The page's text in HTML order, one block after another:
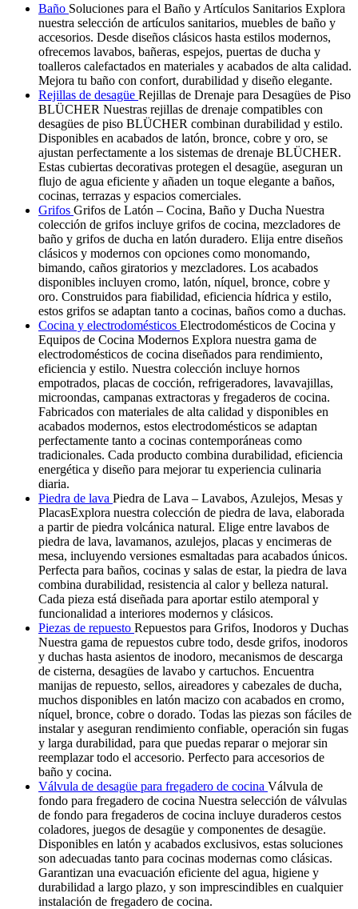
Baño Soluciones para el Baño y Artículos Sanitarios Explora
nuestra selección de artículos sanitarios, muebles de baño y
accesorios. Desde diseños clásicos hasta estilos modernos,
ofrecemos lavabos, bañeras, espejos, puertas de ducha y
toalleros calefactados en materiales y acabados de alta calidad.
Mejora tu baño con confort, durabilidad y diseño elegante.
Rejillas de desagüe Rejillas de Drenaje para Desagües de Piso
BLÜCHER Nuestras rejillas de drenaje compatibles con
desagües de piso BLÜCHER combinan durabilidad y estilo.
Disponibles en acabados de latón, bronce, cobre y oro, se
ajustan perfectamente a los sistemas de drenaje BLÜCHER.
Estas cubiertas decorativas protegen el desagüe, aseguran un
flujo de agua eficiente y añaden un toque elegante a baños,
cocinas, terrazas y espacios comerciales.
Grifos Grifos de Latón – Cocina, Baño y Ducha Nuestra
colección de grifos incluye grifos de cocina, mezcladores de
baño y grifos de ducha en latón duradero. Elija entre diseños
clásicos y modernos con opciones como monomando,
bimando, caños giratorios y mezcladores. Los acabados
disponibles incluyen cromo, latón, níquel, bronce, cobre y
oro. Construidos para fiabilidad, eficiencia hídrica y estilo,
estos grifos se adaptan tanto a cocinas, baños como a duchas.
Cocina y electrodomésticos Electrodomésticos de Cocina y
Equipos de Cocina Modernos Explora nuestra gama de
electrodomésticos de cocina diseñados para rendimiento,
eficiencia y estilo. Nuestra colección incluye hornos
empotrados, placas de cocción, refrigeradores, lavavajillas,
microondas, campanas extractoras y fregaderos de cocina.
Fabricados con materiales de alta calidad y disponibles en
acabados modernos, estos electrodomésticos se adaptan
perfectamente tanto a cocinas contemporáneas como
tradicionales. Cada producto combina durabilidad, eficiencia
energética y diseño para mejorar tu experiencia culinaria
diaria.
Piedra de lava Piedra de Lava – Lavabos, Azulejos, Mesas y
PlacasExplora nuestra colección de piedra de lava, elaborada
a partir de piedra volcánica natural. Elige entre lavabos de
piedra de lava, lavamanos, azulejos, placas y encimeras de
mesa, incluyendo versiones esmaltadas para acabados únicos.
Perfecta para baños, cocinas y salas de estar, la piedra de lava
combina durabilidad, resistencia al calor y belleza natural.
Cada pieza está diseñada para aportar estilo atemporal y
funcionalidad a interiores modernos y clásicos.
Piezas de repuesto Repuestos para Grifos, Inodoros y Duchas
Nuestra gama de repuestos cubre todo, desde grifos, inodoros
y duchas hasta asientos de inodoro, mecanismos de descarga
de cisterna, desagües de lavabo y cartuchos. Encuentra
manijas de repuesto, sellos, aireadores y cabezales de ducha,
muchos disponibles en latón macizo con acabados en cromo,
níquel, bronce, cobre o dorado. Todas las piezas son fáciles de
instalar y aseguran rendimiento confiable, operación sin fugas
y larga durabilidad, para que puedas reparar o mejorar sin
reemplazar todo el accesorio. Perfecto para accesorios de
baño y cocina.
Válvula de desagüe para fregadero de cocina Válvula de
fondo para fregadero de cocina Nuestra selección de válvulas
de fondo para fregaderos de cocina incluye duraderos cestos
coladores, juegos de desagüe y componentes de desagüe.
Disponibles en latón y acabados exclusivos, estas soluciones
son adecuadas tanto para cocinas modernas como clásicas.
Garantizan una evacuación eficiente del agua, higiene y
durabilidad a largo plazo, y son imprescindibles en cualquier
instalación de fregadero de cocina.